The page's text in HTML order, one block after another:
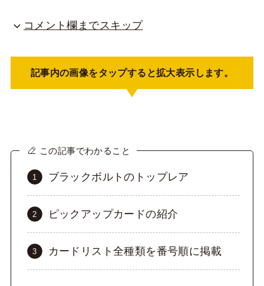
コメント欄までスキップ
記事内の画像をタップすると拡大表示します。
この記事でわかること
ブラックボルトのトップレア
ピックアップカードの紹介
カードリスト全種類を番号順に掲載